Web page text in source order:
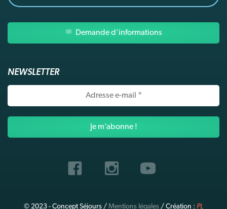
Demande d'informations
NEWSLETTER
© 2023 - Concept Séjours / Mentions légales / Création : PL